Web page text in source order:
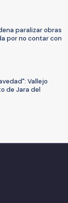
paralizar obras
por no contar con
Vallejo
de Jara del